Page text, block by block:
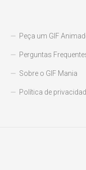
Peça um GIF
Perguntas
Sobre o GIF Mania
Política de